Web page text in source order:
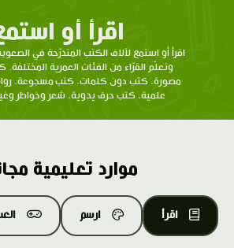
اقرأ أو
اقرأ أو استمع لآلاف الكتب المتدرّحة في
وتعلّم القرّاء من الفئات العمرية
مصورة، كتب دون كلمات، كتب مسجوعة،
علمية، كتب حرف يدوية، شعر وخواطر
موارد تعليمية
اقرأ ارسم